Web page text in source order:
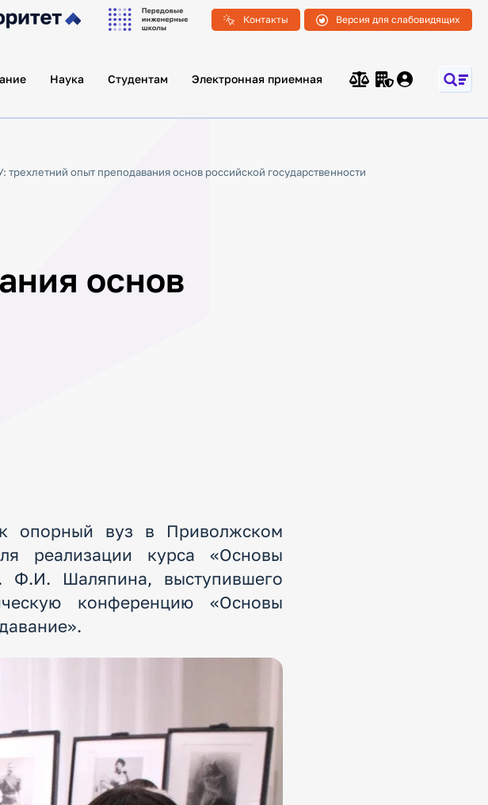
Контакты Версия для слабовидящих
Наука Студентам Электронная приемная
трехлетний опыт преподавания основ российской государственности
основ
опорный вуз в Приволжском
реализации курса «Основы
Ф.И. Шаляпина, выступившего
конференцию «Основы